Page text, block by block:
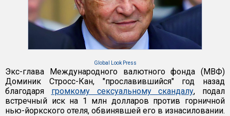
Global Look Press
Экс-глава Международного валютного фонда (МВФ)
Доминик Стросс-Кан, "прославившийся" год назад
благодаря громкому сексуальному скандалу, подал
встречный иск на 1 млн долларов против горничной
нью-йоркского отеля, обвинявшей его в изнасиловании.